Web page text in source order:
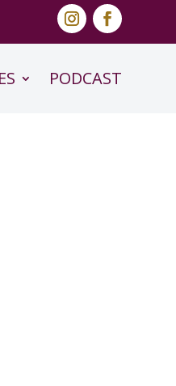
PODCAST